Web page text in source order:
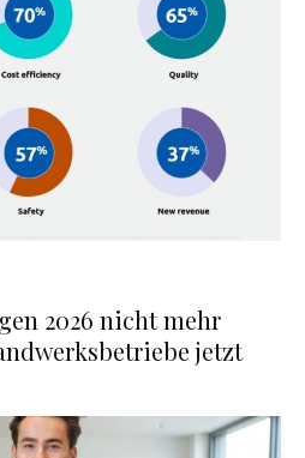
2026 nicht mehr
jetzt